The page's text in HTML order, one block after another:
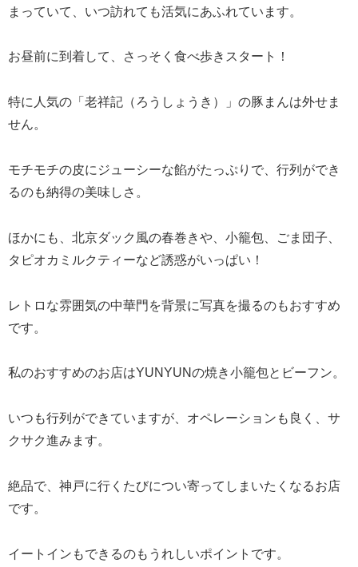
まっていて、いつ訪れても活気にあふれています。
お昼前に到着して、さっそく食べ歩きスタート！
特に人気の「老祥記（ろうしょうき）」の豚まんは外せま
せん。
モチモチの皮にジューシーな餡がたっぷりで、行列ができ
るのも納得の美味しさ。
ほかにも、北京ダック風の春巻きや、小籠包、ごま団子、
タピオカミルクティーなど誘惑がいっぱい！
レトロな雰囲気の中華門を背景に写真を撮るのもおすすめ
です。
私のおすすめのお店はYUNYUNの焼き小籠包とビーフン。
いつも行列ができていますが、オペレーションも良く、サ
クサク進みます。
絶品で、神戸に行くたびについ寄ってしまいたくなるお店
です。
イートインもできるのもうれしいポイントです。